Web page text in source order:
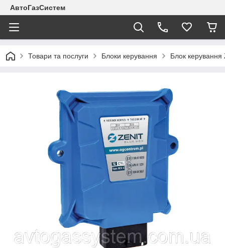
АвтоГазСистем
Товари та послуги Блоки керування Блок керування